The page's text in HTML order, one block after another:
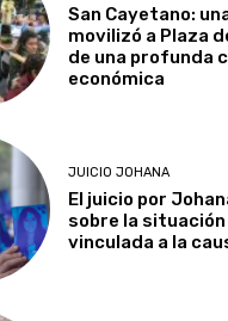
San Cayetano:
movilizó a Plaza
de una profunda
económica
JUICIO JOHANA
El juicio por
sobre la situación
vinculada a la